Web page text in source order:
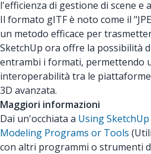
l'efficienza di gestione di scene e
Il formato gITF è noto come il
un metodo efficace per
SketchUp ora offre la possibilità
entrambi i formati, permettendo
interoperabilità tra le
3D avanzata.
Maggiori informazioni
Dai un'occhiata a Using
Modeling Programs or Tools
con altri programmi o strumenti